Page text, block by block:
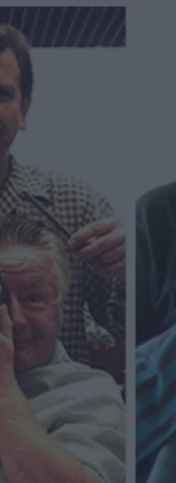
Success Stories
ΒΟΞ
Γάμος